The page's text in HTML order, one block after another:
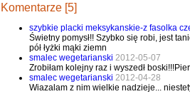
Komentarze [5]
szybkie placki meksykanskie-z fasolka
Świetny pomysł!! Szybko się robi, jest
pół łyżki mąki ziemn
smalec wegetarianski 2012-05-07
Zrobiłam kolejny raz i wyszedł
smalec wegetarianski 2012-04-28
Wiazalam z nim wielkie nadzieje...